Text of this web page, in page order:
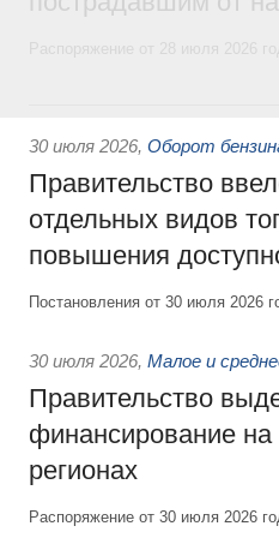
30 июля 2026, Оборот
Правительство
отдельных видов
повышения
Постановления от 30 июля
30 июля 2026, Малое и
Правительство
финансирование на
регионах
Распоряжение от 30 июля 2026